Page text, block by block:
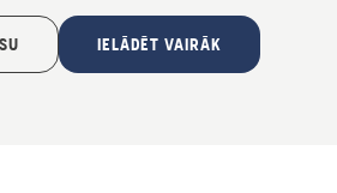
IELĀDĒT VAIRĀK